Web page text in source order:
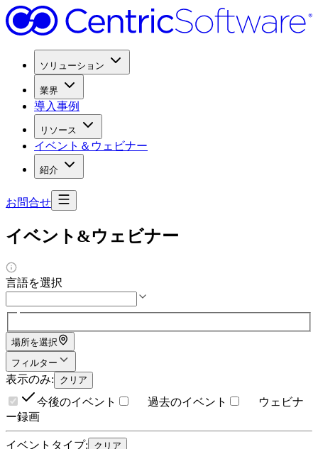
ソリューション
業界
導入事例
リソース
イベント＆ウェビナー
紹介
お問合せ
イベント&ウェビナー
言語を選択
場所を選択
フィルター
表示のみ: クリア
今後のイベント 過去のイベント
ウェビナ
ー録画
イベントタイプ: クリア